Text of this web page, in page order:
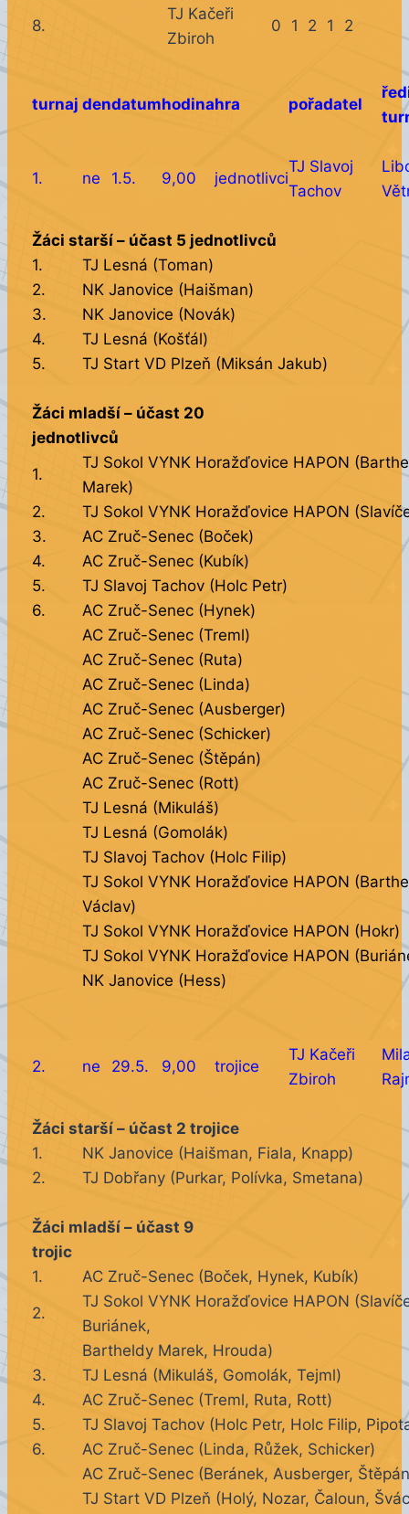
8.
TJ Kačeři
Zbiroh
0 1 2 1 2
turnaj dendatumhodinahra pořadatel
1. ne 1.5. 9,00 jednotlivci
TJ Slavoj
Tachov
Žáci starší – účast 5 jednotlivců
1.
TJ Lesná (Toman)
2.
NK Janovice (Haišman)
3.
NK Janovice (Novák)
4.
TJ Lesná (Košťál)
5.
TJ Start VD Plzeň (Miksán Jakub)
Žáci mladší – účast 20
jednotlivců
1.
TJ Sokol VYNK Horažďovice HAPON
Marek)
2.
TJ Sokol VYNK Horažďovice HAPON
3.
AC Zruč-Senec (Boček)
4.
AC Zruč-Senec (Kubík)
5.
TJ Slavoj Tachov (Holc Petr)
6.
AC Zruč-Senec (Hynek)
AC Zruč-Senec (Treml)
AC Zruč-Senec (Ruta)
AC Zruč-Senec (Linda)
AC Zruč-Senec (Ausberger)
AC Zruč-Senec (Schicker)
AC Zruč-Senec (Štěpán)
AC Zruč-Senec (Rott)
TJ Lesná (Mikuláš)
TJ Lesná (Gomolák)
TJ Slavoj Tachov (Holc Filip)
TJ Sokol VYNK Horažďovice HAPON
Václav)
TJ Sokol VYNK Horažďovice HAPON (Hokr)
TJ Sokol VYNK Horažďovice HAPON
NK Janovice (Hess)
2. ne 29.5. 9,00 trojice
TJ Kačeři
Zbiroh
Žáci starší – účast 2 trojice
1.
NK Janovice (Haišman, Fiala, Knapp)
2.
TJ Dobřany (Purkar, Polívka, Smetana)
Žáci mladší – účast 9
trojic
1.
AC Zruč-Senec (Boček, Hynek, Kubík)
2.
TJ Sokol VYNK Horažďovice HAPON
Buriánek,
Bartheldy Marek, Hrouda)
3.
TJ Lesná (Mikuláš, Gomolák, Tejml)
4.
AC Zruč-Senec (Treml, Ruta, Rott)
5.
TJ Slavoj Tachov (Holc Petr, Holc Filip,
6.
AC Zruč-Senec (Linda, Růžek, Schicker)
AC Zruč-Senec (Beránek, Ausberger,
TJ Start VD Plzeň (Holý, Nozar, Čaloun,